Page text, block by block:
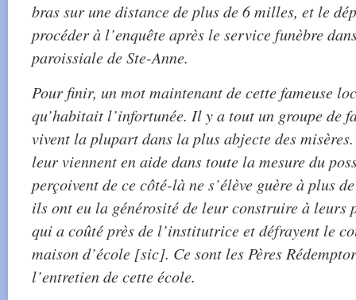
bras sur une distance de plus de 6 milles, et le
procéder à l’enquête après le service funèbre
paroissiale de Ste-Anne.
Pour finir, un mot maintenant de cette fameuse
qu’habitait l’infortunée. Il y a tout un groupe de
vivent la plupart dans la plus abjecte des
leur viennent en aide dans toute la mesure du
perçoivent de ce côté-là ne s’élève guère à plus
ils ont eu la générosité de leur construire à leurs
qui a coûté près de l’institutrice et défrayent le
maison d’école [sic]. Ce sont les Pères
l’entretien de cette école.